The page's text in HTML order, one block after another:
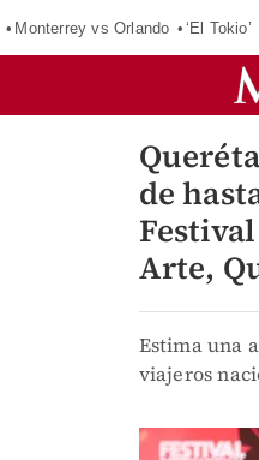
Monterrey vs Orlando ‘El Tokio’
de
Arte,
Estima una
viajeros